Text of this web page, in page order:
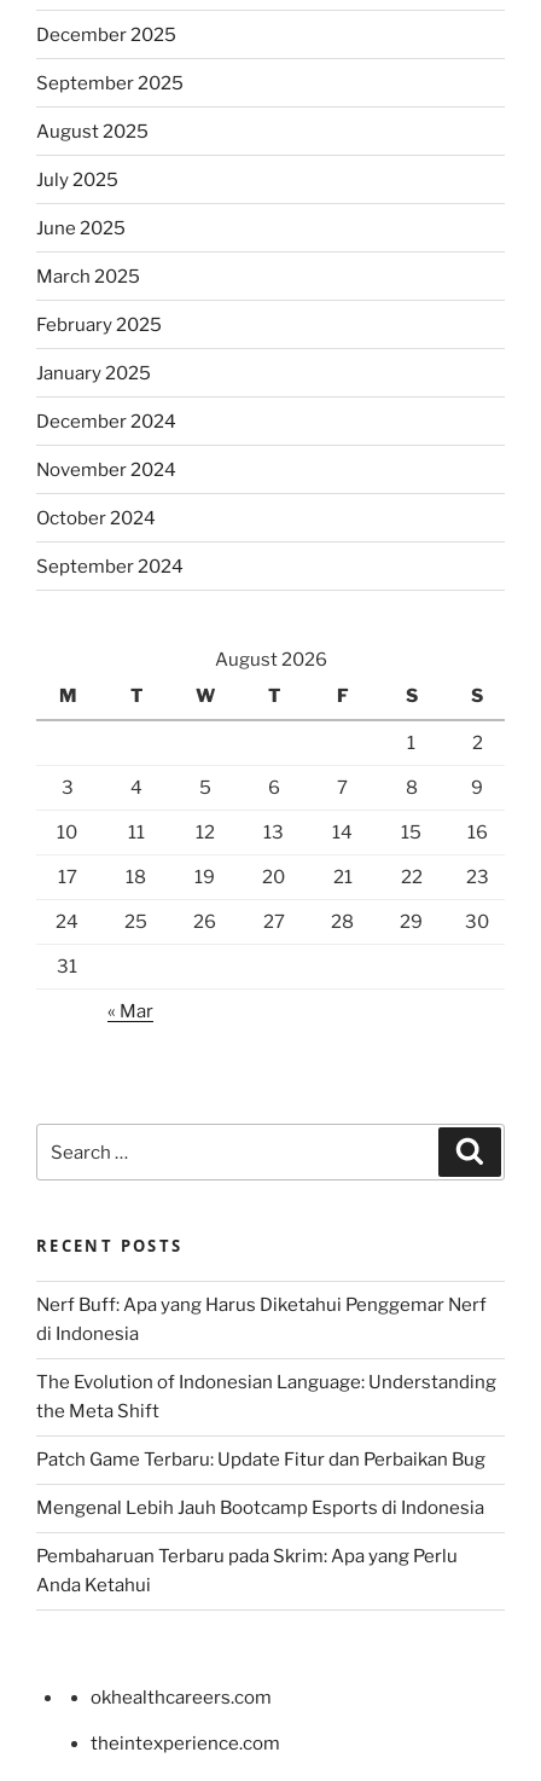
December 2025
September 2025
August 2025
July 2025
June 2025
March 2025
February 2025
January 2025
December 2024
November 2024
October 2024
September 2024
August 2026
M
T W T F S S
1 2
3 4 5 6 7 8 9
10 11 12 13 14 15 16
17 18 19 20 21 22 23
24 25 26 27 28 29 30
31
« Mar
for:
RECENT POSTS
Nerf Buff: Apa yang Harus Diketahui Penggemar Nerf
di Indonesia
The Evolution of Indonesian Language: Understanding
the Meta Shift
Patch Game Terbaru: Update Fitur dan Perbaikan Bug
Mengenal Lebih Jauh Bootcamp Esports di Indonesia
Pembaharuan Terbaru pada Skrim: Apa yang Perlu
Anda Ketahui
okhealthcareers.com
theintexperience.com